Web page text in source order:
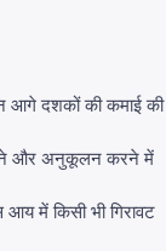
आगे दशकों की कमाई की
और अनुकूलन करने में
में किसी भी गिरावट